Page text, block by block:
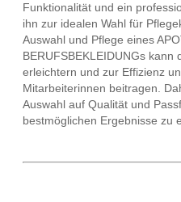
Funktionalität und ein
ihn zur idealen Wahl für
Auswahl und Pflege eines
BERUFSBEKLEIDUNGs kann
erleichtern und zur Effizienz
Mitarbeiterinnen beitragen.
Auswahl auf Qualität und
bestmöglichen Ergebnisse zu